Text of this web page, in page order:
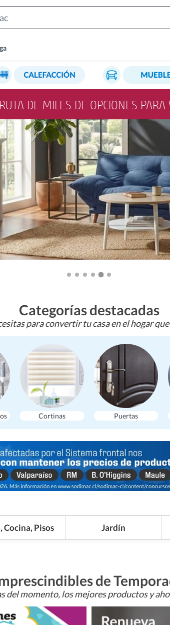
DE MILES DE OPCIONES
Categorías destacadas
para convertir tu casa en el hogar
Cortinas Puertas
Cocina, Pisos Jardín
de
del momento, los mejores productos y